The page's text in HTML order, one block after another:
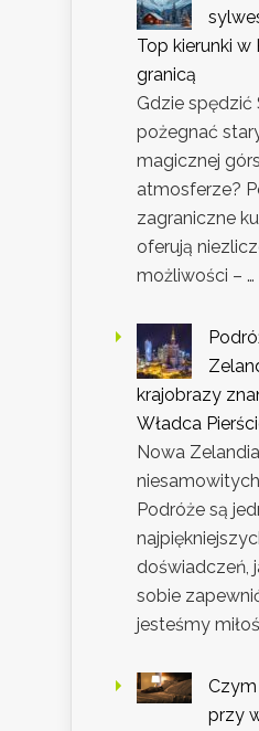
Top kierunki w
granicą
Gdzie spędzić
pożegnać
magicznej
atmosferze?
zagraniczne
oferują
możliwości – …
krajobrazy
Władca
Nowa
Podróże są
doświadczeń,
sobie
jesteśmy
przy